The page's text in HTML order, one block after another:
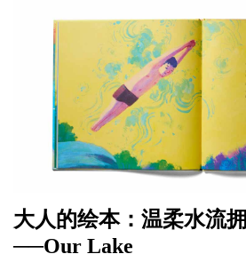
大人的绘本：温柔水流
──Our Lake